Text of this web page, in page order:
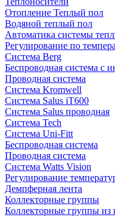
Отопление Теплый пол
Водяной теплый пол
Автоматика системы
Регулирование по
Система Berg
Беспроводная система с
Проводная система
Система Kromwell
Система Salus iT600
Система Salus проводная
Система Tech
Система Uni-Fitt
Беспроводная система
Проводная система
Система Watts Vision
Регулирование
Демпферная лента
Коллекторные группы
Коллекторные группы из